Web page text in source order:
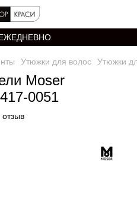
Утюжки для волос Утюжки
Moser
0051
отзыв